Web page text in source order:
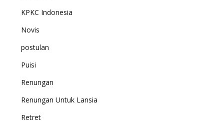
KPKC Indonesia
Novis
postulan
Puisi
Renungan
Renungan Untuk Lansia
Retret